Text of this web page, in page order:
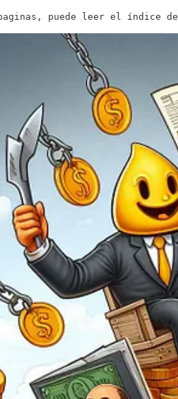
paginas, puede leer el